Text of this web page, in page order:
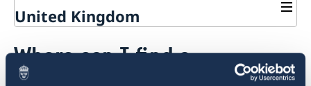
United Kingdom
Going to Sweden from the United
Kingdom?
Where can I find a